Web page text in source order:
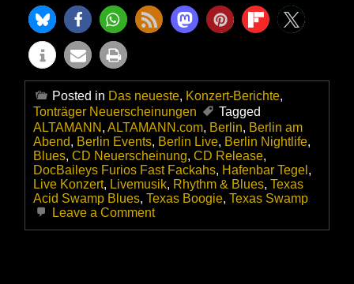
Posted in Das neueste, Konzert-Berichte,
Tonträger Neuerscheinungen
Tagged
ALTAMANN , ALTAMANN.com, Berlin, Berlin am
Abend, Berlin Events, Berlin Live, Berlin Nightlife,
Blues, CD Neuerscheinung, CD Release,
DocBaileys Furios Fast Fackahs, Hafenbar Tegel ,
Live Konzert, Livemusik, Rhythm & Blues, Texas
Acid Swamp Blues, Texas Boogie, Texas Swamp
Leave a Commenton